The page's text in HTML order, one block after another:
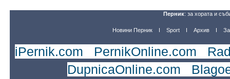
Перник: за хората и
Новини Перник Sport Архив
iPernik.com PernikOnline.com
DupnicaOnline.com